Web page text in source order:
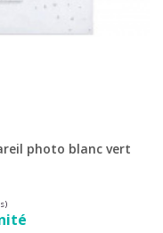
photo blanc vert